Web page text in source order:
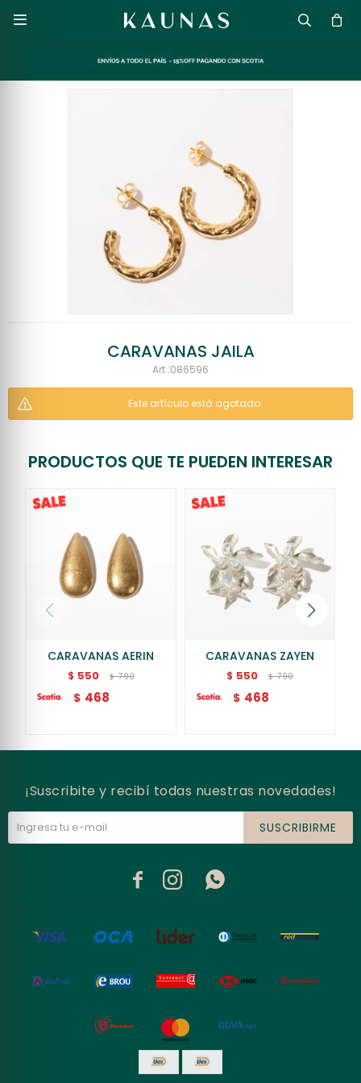

CARAVANAS JAILA
086596
Este artículo está agotado.
PRODUCTOS QUE TE PUEDEN INTERESAR
CARAVANAS AERIN
$ 550 $ 790
$ 468
CARAVANAS ZAYEN
$ 550 $ 790
$ 468
¡Suscribite y recibí todas nuestras novedades!
SUSCRIBIRME
  